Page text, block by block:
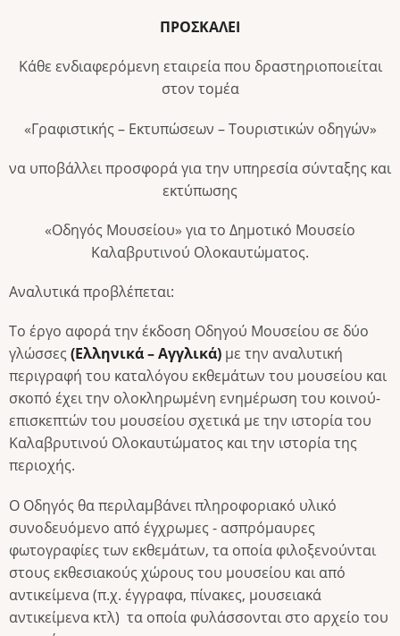
ΠΡΟΣΚΑΛΕΙ
Κάθε ενδιαφερόμενη εταιρεία που δραστηριοποιείται
στον τομέα
«Γραφιστικής – Εκτυπώσεων – Τουριστικών οδηγών»
να υποβάλλει προσφορά για την υπηρεσία σύνταξης και
εκτύπωσης
«Οδηγός Μουσείου» για το Δημοτικό Μουσείο
Καλαβρυτινού Ολοκαυτώματος.
Αναλυτικά προβλέπεται:
Το έργο αφορά την έκδοση Οδηγού Μουσείου σε δύο
γλώσσες (Ελληνικά – Αγγλικά) με την αναλυτική
περιγραφή του καταλόγου εκθεμάτων του μουσείου και
σκοπό έχει την ολοκληρωμένη ενημέρωση του κοινού-
επισκεπτών του μουσείου σχετικά με την ιστορία του
Καλαβρυτινού Ολοκαυτώματος και την ιστορία της
περιοχής.
Ο Οδηγός θα περιλαμβάνει πληροφοριακό υλικό
συνοδευόμενο από έγχρωμες - ασπρόμαυρες
φωτογραφίες των εκθεμάτων, τα οποία φιλοξενούνται
στους εκθεσιακούς χώρους του μουσείου και από
αντικείμενα (π.χ. έγγραφα, πίνακες, μουσειακά
αντικείμενα κτλ) τα οποία φυλάσσονται στο αρχείο του